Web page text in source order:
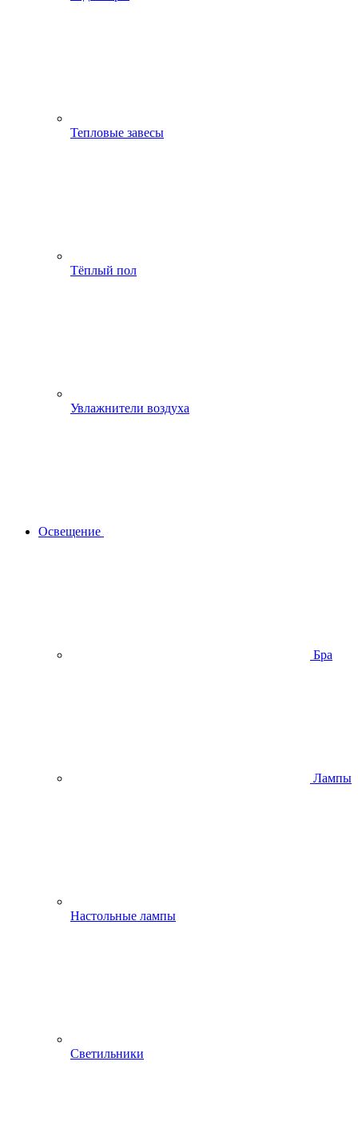
Тепловые завесы
Тёплый пол
Увлажнители воздуха
Освещение
Бра
Лампы
Настольные лампы
Светильники